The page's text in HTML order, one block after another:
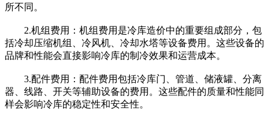
所不同。
2.机组费用：机组费用是冷库造价中的重要组成部分，包
括冷却压缩机组、冷风机、冷却水塔等设备费用。这些设备的
品牌和性能会直接影响冷库的制冷效果和运营成本。
3.配件费用：配件费用包括冷库门、管道、储液罐、分离
器、线路、开关等辅助设备的费用。这些配件的质量和性能同
样会影响冷库的稳定性和安全性。